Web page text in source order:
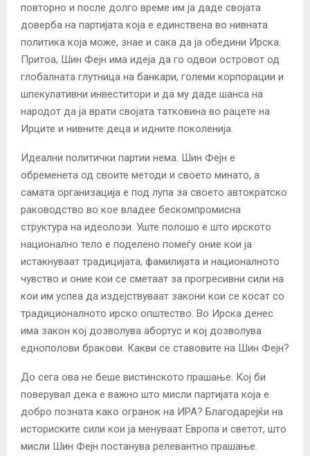
повторно и после долго време им ја даде својата
доверба на партијата која е единствена во нивната
политика која може, знае и сака да ја обедини Ирска.
Притоа, Шин Фејн има идеја да го одвои островот од
глобалната глутница на банкари, големи корпорации и
шпекулативни инвеститори и да му даде шанса на
народот да ја врати својата татковина во рацете на
Ирците и нивните деца и идните поколенија.
Идеални политички партии нема. Шин Фејн е
обременета од своите методи и своето минато, а
самата организација е под лупа за своето автократско
раководство во кое владее бескомпромисна
структура на идеолози. Уште полошо е што ирското
национално тело е поделено помеѓу оние кои ја
истакнуваат традицијата, фамилијата и националното
чувство и оние кои се сметаат за прогресивни сили на
кои им успеа да издејствуваат закони кои се косат со
традиционалното ирско општество. Во Ирска денес
има закон кој дозволува абортус и кој дозволува
еднополови бракови. Какви се ставовите на Шин Фејн?
До сега ова не беше вистинското прашање. Кој би
поверувал дека е важно што мисли партијата која е
добро позната како огранок на ИРА? Благодарејќи на
историските сили кои ја менуваат Европа и светот, што
мисли Шин Фејн постанува релевантно прашање.